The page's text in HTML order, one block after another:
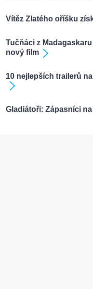
Vítěz Zlatého oříšku
Tučňáci z
nový film
10 nejlepších trailerů
Gladiátoři: Zápasníci